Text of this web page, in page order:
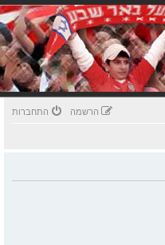
התחברות הרשמה